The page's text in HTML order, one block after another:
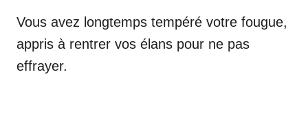
Vous avez longtemps tempéré votre fougue,
appris à rentrer vos élans pour ne pas
effrayer.